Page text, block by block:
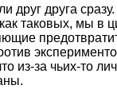
друг друга сразу.
таковых, мы в
из-за чьих-то